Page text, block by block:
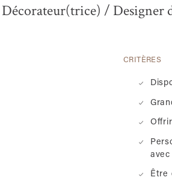
Décorateur(trice) / Designer
CRITÈRES
avec
Être